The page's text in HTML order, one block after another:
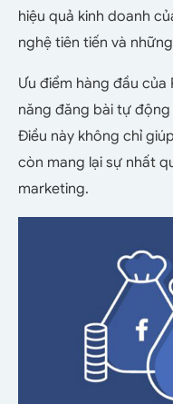
hiệu quả kinh doanh
nghệ tiên tiến và
Ưu điểm hàng đầu của
năng đăng bài tự
Điều này không chỉ
còn mang lại sự nhất
marketing.